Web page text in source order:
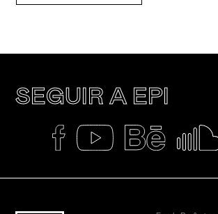
SEGUIR A EPI